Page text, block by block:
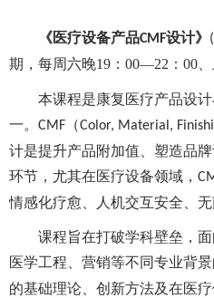
《 医疗设备产品CMF设计》 (
期， 每周六晚19：00—22：00
本课程是康复医疗产品设
一。 CMF （Color, Material,
计是提升产品附加值、塑造品
环节，尤其在医疗设备领域，
情感化疗愈、人机交互安全、
课程旨在打破学科壁垒，
医学工程、营销等不同专业背
的基础理论、创新方法及在医